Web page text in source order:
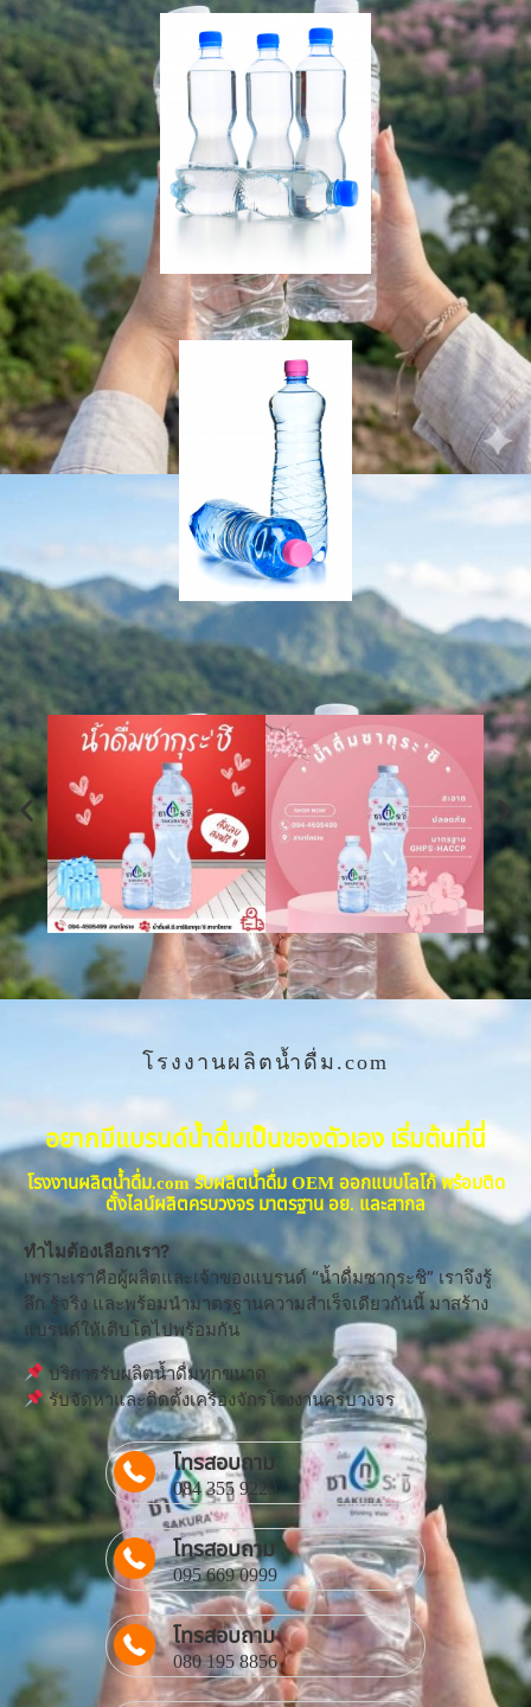
โรงงานผลิตน้ำดื่ม.com
อยากมีแบรนด์น้ำดื่มเป็นของตัวเอง เริ่มต้นที่นี่
โรงงานผลิตน้ำดื่ม.com รับผลิตน้ำดื่ม OEM ออกแบบโลโก้ พร้อมติด
ตั้งไลน์ผลิตครบวงจร มาตรฐาน อย. และสากล
ทำไมต้องเลือกเรา?
เพราะเราคือผู้ผลิตและเจ้าของแบรนด์ “น้ำดื่มซากุระชิ” เราจึงรู้
ลึก รู้จริง และพร้อมนำมาตรฐานความสำเร็จเดียวกันนี้ มาสร้าง
แบรนด์ให้เติบโตไปพร้อมกัน
บริการรับผลิตน้ำดื่มทุกขนาด
รับจัดหาและติดตั้งเครื่องจักรโรงงานครบวงจร
โทรสอบถาม
084 355 9229
โทรสอบถาม
095 669 0999
โทรสอบถาม
080 195 8856